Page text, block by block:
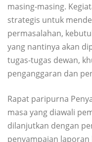
masing-masing.
strategis untuk
permasalahan,
yang nantinya akan
tugas-tugas dewan,
penganggaran dan
Rapat paripurna
masa yang diawali
dilanjutkan dengan
penyampaian laporan